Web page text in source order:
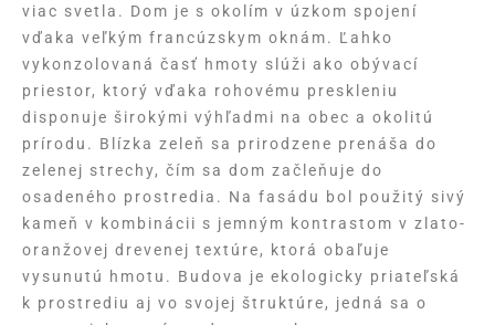
viac svetla. Dom je s okolím v úzkom spojení
vďaka veľkým francúzskym oknám. Ľahko
vykonzolovaná časť hmoty slúži ako obývací
priestor, ktorý vďaka rohovému preskleniu
disponuje širokými výhľadmi na obec a okolitú
prírodu. Blízka zeleň sa prirodzene prenáša do
zelenej strechy, čím sa dom začleňuje do
osadeného prostredia. Na fasádu bol použitý sivý
kameň v kombinácii s jemným kontrastom v zlato-
oranžovej drevenej textúre, ktorá obaľuje
vysunutú hmotu. Budova je ekologicky priateľská
k prostrediu aj vo svojej štruktúre, jedná sa o